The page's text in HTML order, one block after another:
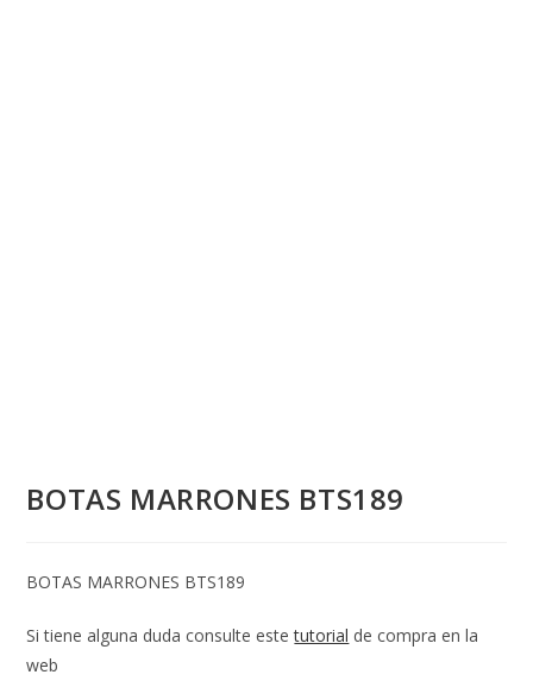
BOTAS MARRONES BTS189
BOTAS MARRONES BTS189
Si tiene alguna duda consulte estetutorial de compra en la
web